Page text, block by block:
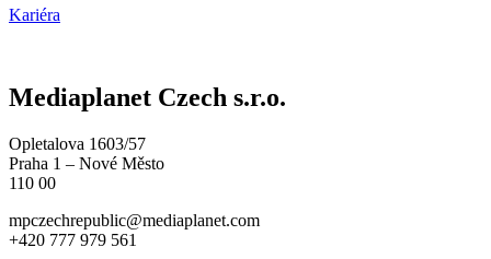
Kariéra
Mediaplanet Czech s.r.o.
Opletalova 1603/57
Praha 1 – Nové Město
110 00
mpczechrepublic@mediaplanet.com
+420 777 979 561